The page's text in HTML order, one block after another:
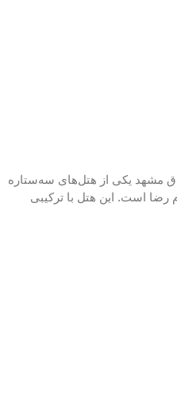
مشهد یکی از هتل‌های سه‌ستاره
است. این هتل با ترکیبی